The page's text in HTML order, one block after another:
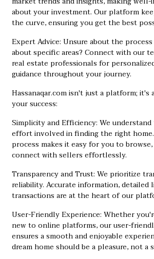
about your investment. Our platform
the curve, ensuring you get the best
Expert Advice: Unsure about the
about specific areas? Connect with our
real estate professionals for
guidance throughout your journey.
Hassanaqar.com isn't just a platform; it's
your success:
Simplicity and Efficiency: We
effort involved in finding the right
process makes it easy for you to browse,
connect with sellers effortlessly.
Transparency and Trust: We prioritize
reliability. Accurate information, detailed
transactions are at the heart of our
User-Friendly Experience: Whether
new to online platforms, our user-
ensures a smooth and enjoyable
dream home should be a pleasure, not a